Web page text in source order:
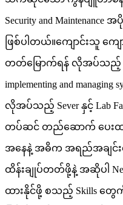
Security and
ဖြစ်ပါတယ်။ကျောင်းသူ ကျ
တတ်မြောက်ရန် လိုအပ်သည့်
implementing and
လိုအပ်သည့် Sever နှင့် Lab
တပ်ဆင် တည်ဆောက် ပေးထာ
အနေနဲ့ အဓိက အရည်အချင်း
ထိန်းချုပ်တတ်ဖို့နဲ့ အဆိုပါ
ထားနိုင်ဖို့ စသည့် Skills တွ